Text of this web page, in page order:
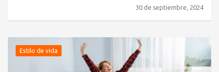
30 de septiembre, 2024
Estilo de vida